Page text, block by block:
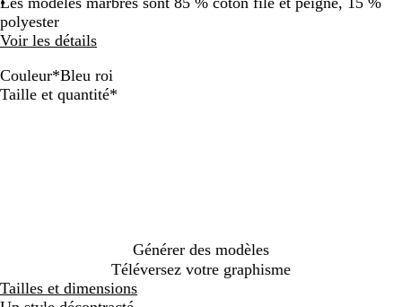
polyester
Voir les détails
Couleur*Bleu roi
G
h
i
G
R
B
N
G
h
i
B
B
Taille et quantité*
Générer des modèles
Téléversez votre graphisme
Tailles et dimensions